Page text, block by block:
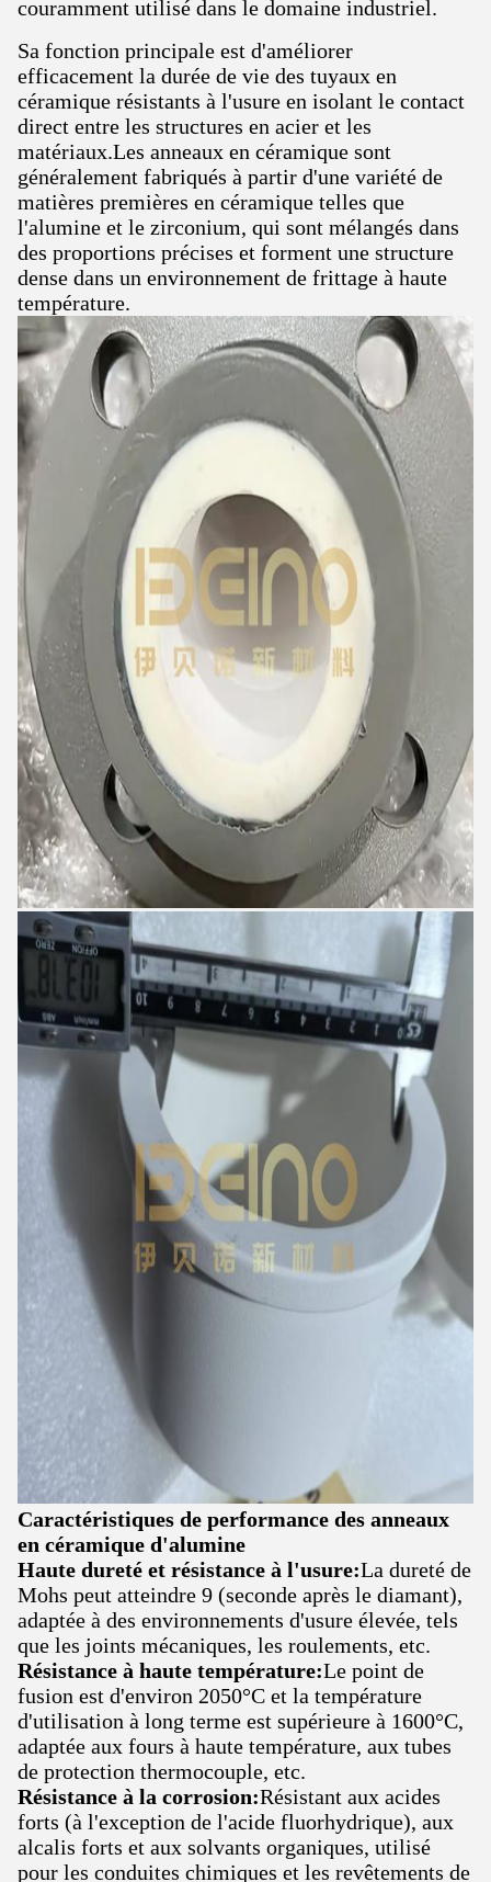
couramment utilisé dans le domaine industriel.
Sa fonction principale est d'améliorer
efficacement la durée de vie des tuyaux en
céramique résistants à l'usure en isolant le contact
direct entre les structures en acier et les
matériaux.Les anneaux en céramique sont
généralement fabriqués à partir d'une variété de
matières premières en céramique telles que
l'alumine et le zirconium, qui sont mélangés dans
des proportions précises et forment une structure
dense dans un environnement de frittage à haute
température.
Caractéristiques de performance des anneaux
en céramique d'alumine
Haute dureté et résistance à l'usure:La dureté de
Mohs peut atteindre 9 (seconde après le diamant),
adaptée à des environnements d'usure élevée, tels
que les joints mécaniques, les roulements, etc.
Résistance à haute température:Le point de
fusion est d'environ 2050°C et la température
d'utilisation à long terme est supérieure à 1600°C,
adaptée aux fours à haute température, aux tubes
de protection thermocouple, etc.
Résistance à la corrosion:Résistant aux acides
forts (à l'exception de l'acide fluorhydrique), aux
alcalis forts et aux solvants organiques, utilisé
pour les conduites chimiques et les revêtements de